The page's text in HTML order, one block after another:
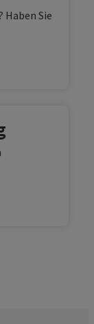
Haben Sie